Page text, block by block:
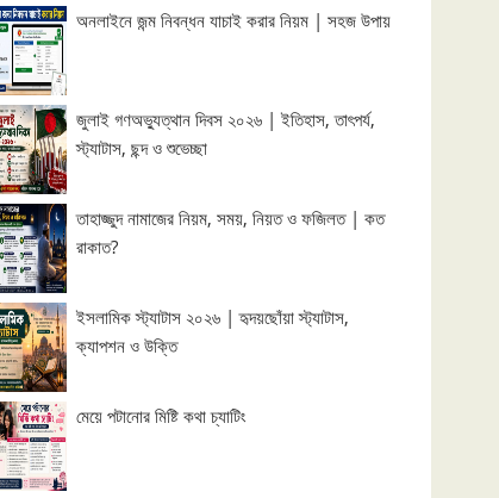
অনলাইনে জন্ম নিবন্ধন যাচাই করার নিয়ম | সহজ উপায়
জুলাই গণঅভ্যুত্থান দিবস ২০২৬ | ইতিহাস, তাৎপর্য,
স্ট্যাটাস, ছন্দ ও শুভেচ্ছা
তাহাজ্জুদ নামাজের নিয়ম, সময়, নিয়ত ও ফজিলত | কত
রাকাত?
ইসলামিক স্ট্যাটাস ২০২৬ | হৃদয়ছোঁয়া স্ট্যাটাস,
ক্যাপশন ও উক্তি
মেয়ে পটানোর মিষ্টি কথা চ্যাটিং